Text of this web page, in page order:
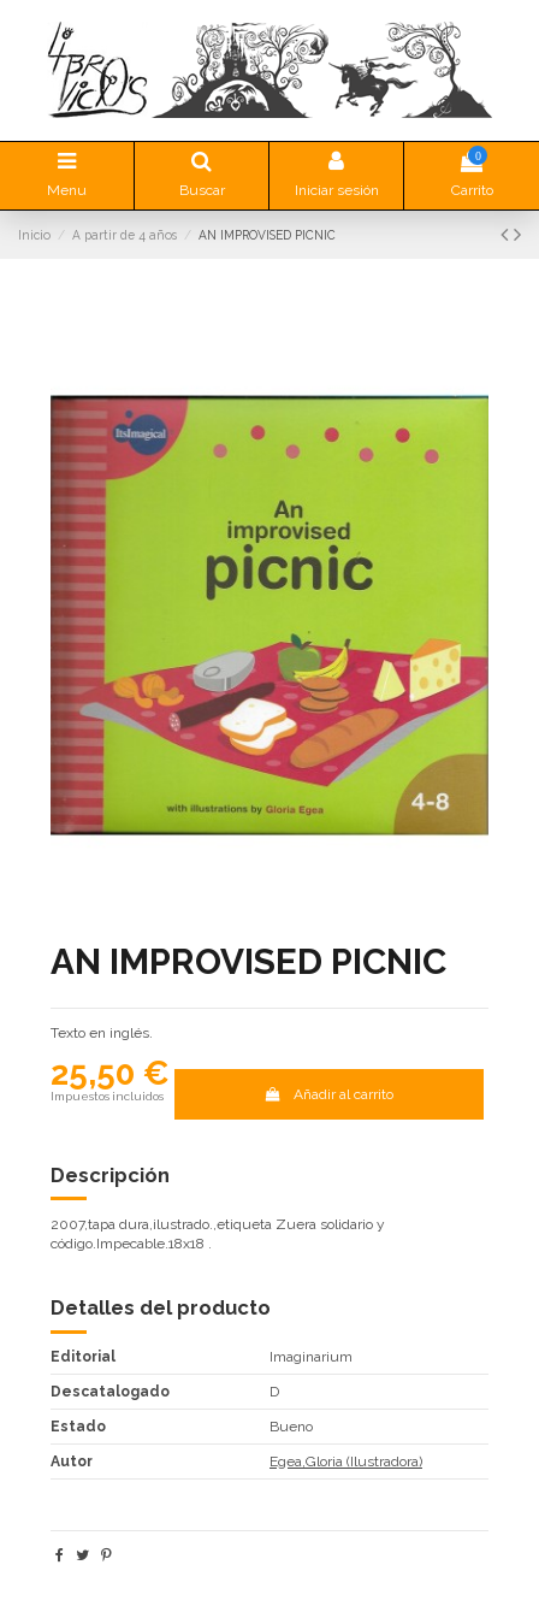
Menu Buscar Iniciar sesión
0
Carrito
Inicio A partir de 4 años AN IMPROVISED PICNIC
AN IMPROVISED PICNIC
Texto en inglés.
25,50 €
Impuestos incluidos Añadir al carrito
Descripción
2007,tapa dura,ilustrado.,etiqueta Zuera solidario y
código.Impecable.18x18 .
Detalles del producto
Editorial Imaginarium
Descatalogado D
Estado Bueno
Autor Egea,Gloria (Ilustradora)